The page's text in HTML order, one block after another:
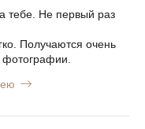
тебе. Не первый раз
Получаются очень
фотографии.